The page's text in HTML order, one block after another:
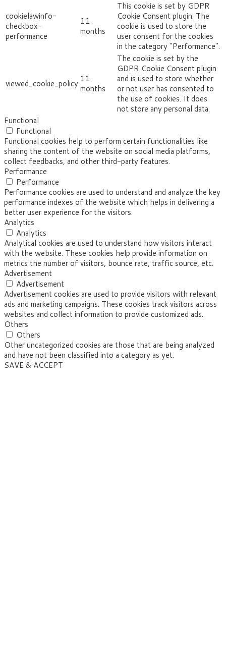
cookielawinfo-
checkbox-
performance
11
months
This cookie is set by GDPR
Cookie Consent plugin. The
cookie is used to store the
user consent for the cookies
in the category "Performance".
viewed_cookie_policy 11
months
The cookie is set by the
GDPR Cookie Consent plugin
and is used to store whether
or not user has consented to
the use of cookies. It does
not store any personal data.
Functional
Functional
Functional cookies help to perform certain functionalities like
sharing the content of the website on social media platforms,
collect feedbacks, and other third-party features.
Performance
Performance
Performance cookies are used to understand and analyze the key
performance indexes of the website which helps in delivering a
better user experience for the visitors.
Analytics
Analytics
Analytical cookies are used to understand how visitors interact
with the website. These cookies help provide information on
metrics the number of visitors, bounce rate, traffic source, etc.
Advertisement
Advertisement
Advertisement cookies are used to provide visitors with relevant
ads and marketing campaigns. These cookies track visitors across
websites and collect information to provide customized ads.
Others
Others
Other uncategorized cookies are those that are being analyzed
and have not been classified into a category as yet.
SAVE & ACCEPT